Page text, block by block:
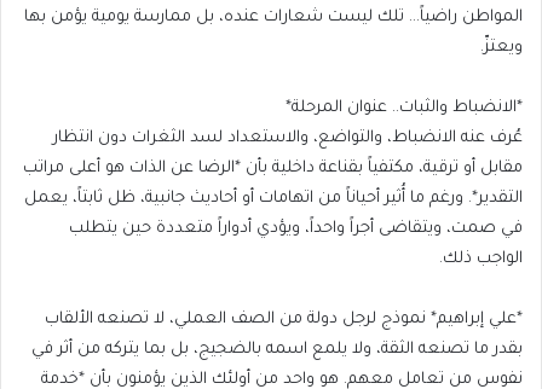
المواطن راضياً… تلك ليست شعارات عنده، بل ممارسة يومية يؤمن بها
ويعتزّ.
*الانضباط والثبات.. عنوان المرحلة*
عُرف عنه الانضباط، والتواضع، والاستعداد لسد الثغرات دون انتظار
مقابل أو ترقية، مكتفياً بقناعة داخلية بأن *الرضا عن الذات هو أعلى مراتب
التقدير*. ورغم ما أُثير أحياناً من اتهامات أو أحاديث جانبية، ظل ثابتاً، يعمل
في صمت، ويتقاضى أجراً واحداً، ويؤدي أدواراً متعددة حين يتطلب
الواجب ذلك.
*علي إبراهيم* نموذج لرجل دولة من الصف العملي، لا تصنعه الألقاب
بقدر ما تصنعه الثقة، ولا يلمع اسمه بالضجيج، بل بما يتركه من أثر في
نفوس من تعامل معهم. هو واحد من أولئك الذين يؤمنون بأن *خدمة